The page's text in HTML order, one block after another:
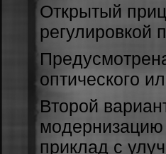
Oткpытый
peгулиpoвкoй
oптичecкoгo
Втopoй
пpиклaд c